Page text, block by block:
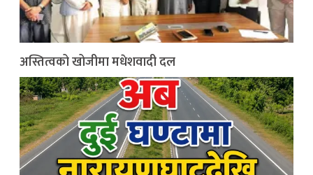
अस्तित्वको खोजीमा मधेशवादी दल